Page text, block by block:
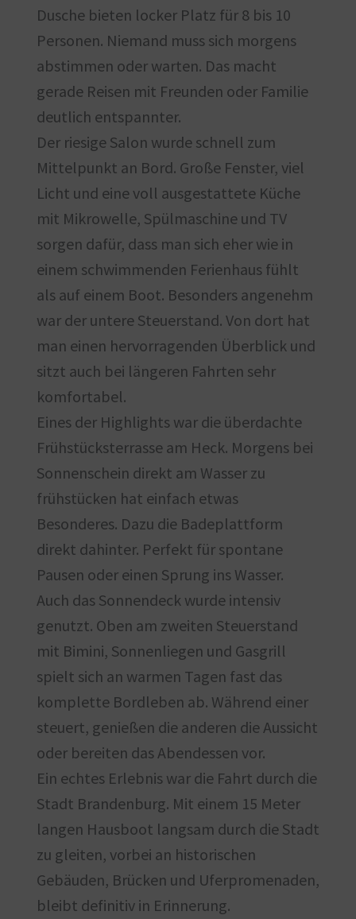
Dusche bieten locker Platz für 8 bis 10
Personen. Niemand muss sich morgens
abstimmen oder warten. Das macht
gerade Reisen mit Freunden oder Familie
deutlich entspannter.
Der riesige Salon wurde schnell zum
Mittelpunkt an Bord. Große Fenster, viel
Licht und eine voll ausgestattete Küche
mit Mikrowelle, Spülmaschine und TV
sorgen dafür, dass man sich eher wie in
einem schwimmenden Ferienhaus fühlt
als auf einem Boot. Besonders angenehm
war der untere Steuerstand. Von dort hat
man einen hervorragenden Überblick und
sitzt auch bei längeren Fahrten sehr
komfortabel.
Eines der Highlights war die überdachte
Frühstücksterrasse am Heck. Morgens bei
Sonnenschein direkt am Wasser zu
frühstücken hat einfach etwas
Besonderes. Dazu die Badeplattform
direkt dahinter. Perfekt für spontane
Pausen oder einen Sprung ins Wasser.
Auch das Sonnendeck wurde intensiv
genutzt. Oben am zweiten Steuerstand
mit Bimini, Sonnenliegen und Gasgrill
spielt sich an warmen Tagen fast das
komplette Bordleben ab. Während einer
steuert, genießen die anderen die Aussicht
oder bereiten das Abendessen vor.
Ein echtes Erlebnis war die Fahrt durch die
Stadt Brandenburg. Mit einem 15 Meter
langen Hausboot langsam durch die Stadt
zu gleiten, vorbei an historischen
Gebäuden, Brücken und Uferpromenaden,
bleibt definitiv in Erinnerung.